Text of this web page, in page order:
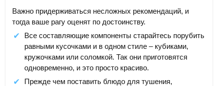
Важно придерживаться несложных рекомендаций, и
тогда ваше рагу оценят по достоинству.
Все составляющие компоненты старайтесь порубить
равными кусочками и в одном стиле – кубиками,
кружочками или соломкой. Так они приготовятся
одновременно, и это просто красиво.
Прежде чем поставить блюдо для тушения,